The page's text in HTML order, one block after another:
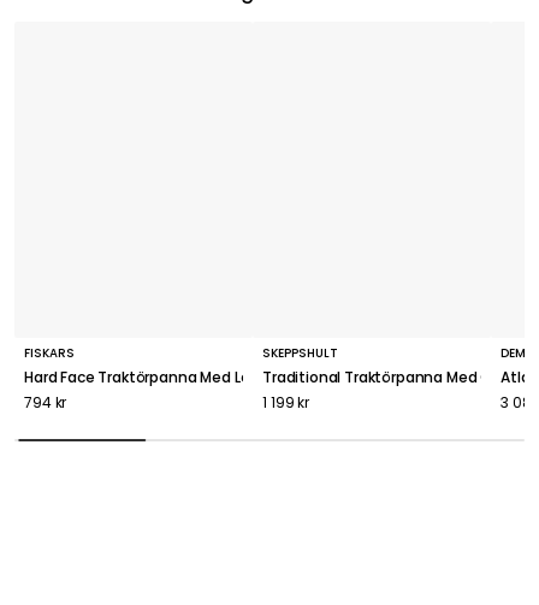
FISKARS
Hard Face Traktörpanna Med Lock 28 cm
794 kr
SKEPPSHULT
Traditional Traktörpanna Med
1 199 kr
3